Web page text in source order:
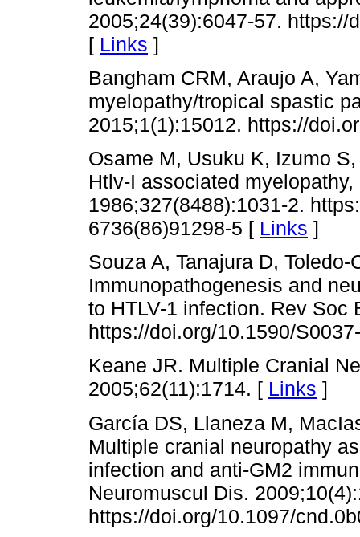
2005;24(39):6047-57.
[ Links ]
Bangham CRM, Araujo A,
myelopathy/tropical spastic
2015;1(1):15012. https://
Osame M, Usuku K, Izumo
Htlv-I associated
1986;327(8488):1031-2.
6736(86)91298-5 [ Links ]
Souza A, Tanajura D,
Immunopathogenesis and
to HTLV-1 infection. Rev Soc
https://doi.org/10.1590/
Keane JR. Multiple Cranial
2005;62(11):1714. [ Links ]
García DS, Llaneza M,
Multiple cranial neuropathy
infection and anti-GM2
Neuromuscul Dis.
https://doi.org/10.1097/